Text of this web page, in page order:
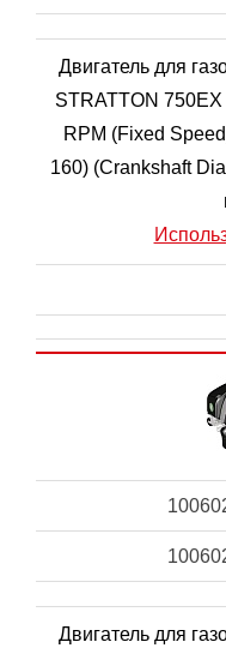
Двигатель для
STRATTON
RPM (Fixed
160) (Crankshaft
Двигатель для